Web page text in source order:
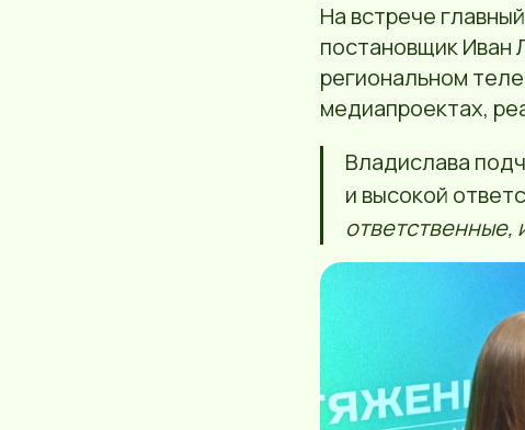
На встрече
постановщик Иван
региональном
медиапроектах,
Владислава
и высокой
ответственные,